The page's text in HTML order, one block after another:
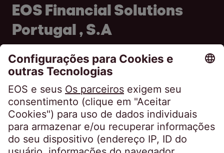
EOS Financial Solutions
Portugal , S.A
Av. do Colégio Militar 37F - 1ºB
1500-180 Lisboa
Portugal
info@eos-portugal.pt